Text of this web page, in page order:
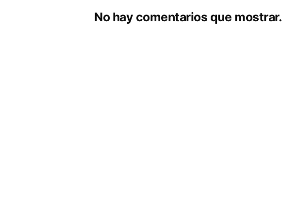
No hay comentarios que mostrar.